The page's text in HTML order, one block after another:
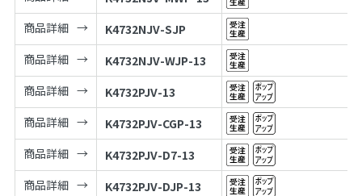
商品詳細
K4732NJV-SJP
商品詳細
K4732NJV-WJP-13
商品詳細
K4732PJV-13
商品詳細
K4732PJV-CGP-13
商品詳細
K4732PJV-D7-13
商品詳細
K4732PJV-DJP-13